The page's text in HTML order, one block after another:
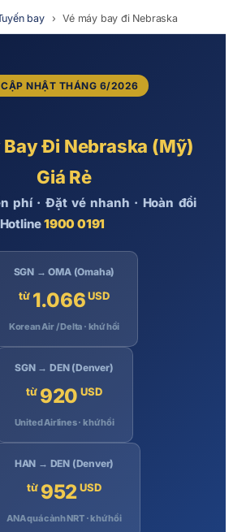
bay › Vé máy bay đi Nebraska
NHẬT THÁNG 6/2026
Bay Đi Nebraska (Mỹ)
Giá Rẻ
phí · Đặt vé nhanh · Hoàn đổi
1900 0191
SGN → OMA (Omaha)
từ 1.066USD
Korean Air / Delta · khứ hồi
SGN → DEN (Denver)
từ 920 USD
United Airlines · khứ hồi
HAN → DEN (Denver)
từ 952USD
ANA quá cảnh NRT · khứ hồi